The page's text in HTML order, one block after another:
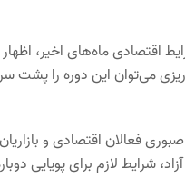
اقتصادی ماه‌های اخیر،
می‌توان این دوره را پشت
فعالان اقتصادی و
شرایط لازم برای پویایی